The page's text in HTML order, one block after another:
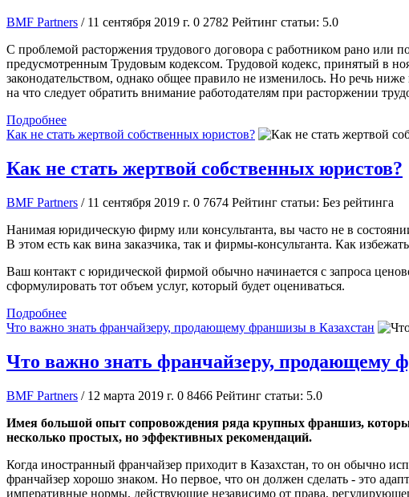
BMF Partners / 11 сентября 2019 г. 0 2782 Рейтинг статьи: 5.0
С проблемой расторжения трудового договора с работником рано или
предусмотренным Трудовым кодексом. Трудовой кодекс, принятый в
законодательством, однако общее правило не изменилось. Но речь
на что следует обратить внимание работодателям при расторжении
Подробнее
Как не стать жертвой собственных юристов?
Как не стать жертвой собственных юристов?
BMF Partners / 11 сентября 2019 г. 0 7674 Рейтинг статьи: Без рейтинга
Нанимая юридическую фирму или консультанта, вы часто не в
В этом есть как вина заказчика, так и фирмы-консультанта. Как
Ваш контакт с юридической фирмой обычно начинается с запроса
сформулировать тот объем услуг, который будет оцениваться.
Подробнее
Что важно знать франчайзеру, продающему франшизы в Казахстан
Что важно знать франчайзеру, продающему
BMF Partners / 12 марта 2019 г. 0 8466 Рейтинг статьи: 5.0
Имея большой опыт сопровождения ряда крупных франшиз,
несколько простых, но эффективных рекомендаций.
Когда иностранный франчайзер приходит в Казахстан, то он обычно
франчайзер хорошо знаком. Но первое, что он должен сделать - это
императивные нормы, действующие независимо от права,